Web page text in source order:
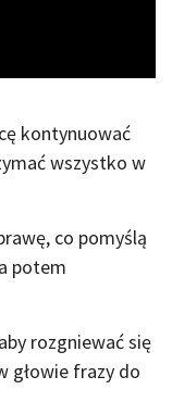
kontynuować
wszystko w
co pomyślą
potem
rozgniewać się
głowie frazy do